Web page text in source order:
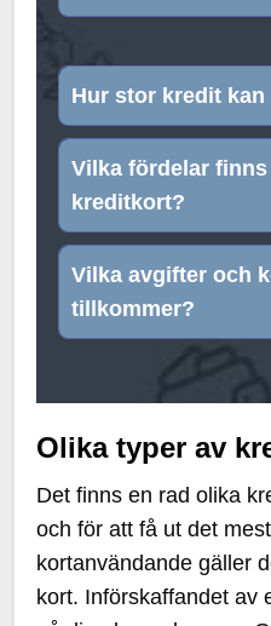
Hur stor kredit kan
Vilka fördelar finns
kreditkort?
Vilka avgifter och
tillkommer?
Olika typer av
Det finns en rad olika
och för att få ut det
kortanvändande gäller
kort. Införskaffandet av